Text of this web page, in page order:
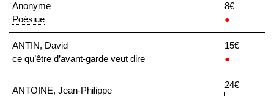
Anonyme
Poésiue
8€
●
ANTIN, David
ce qu’être d’avant-garde veut dire
15€
●
ANTOINE, Jean-Philippe
24€